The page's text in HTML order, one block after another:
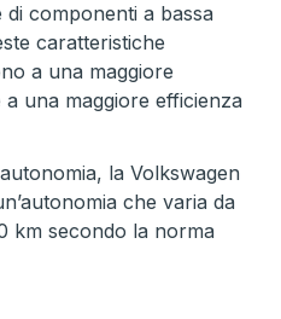
di componenti a bassa
caratteristiche
a una maggiore
una maggiore efficienza
la Volkswagen
che varia da
km secondo la norma